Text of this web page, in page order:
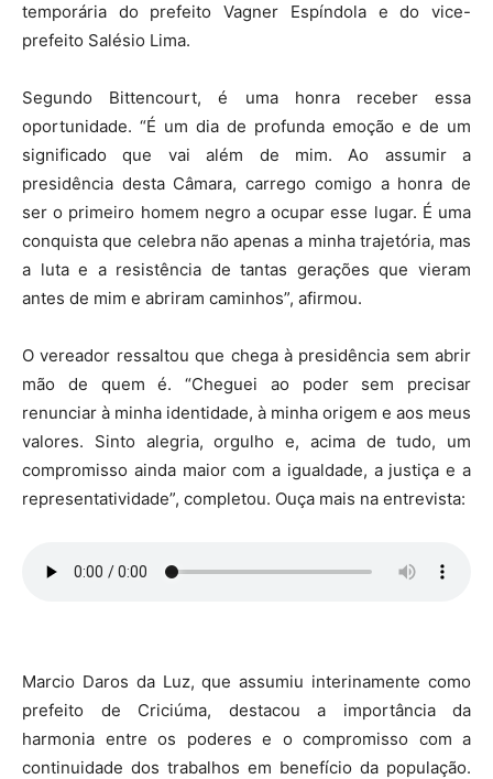
temporária do prefeito Vagner Espíndola e do vice-
prefeito Salésio Lima.
Segundo Bittencourt, é uma honra receber essa
oportunidade. “É um dia de profunda emoção e de um
significado que vai além de mim. Ao assumir a
presidência desta Câmara, carrego comigo a honra de
ser o primeiro homem negro a ocupar esse lugar. É uma
conquista que celebra não apenas a minha trajetória, mas
a luta e a resistência de tantas gerações que vieram
antes de mim e abriram caminhos”, afirmou.
O vereador ressaltou que chega à presidência sem abrir
mão de quem é. “Cheguei ao poder sem precisar
renunciar à minha identidade, à minha origem e aos meus
valores. Sinto alegria, orgulho e, acima de tudo, um
compromisso ainda maior com a igualdade, a justiça e a
representatividade”, completou. Ouça mais na entrevista:
Marcio Daros da Luz, que assumiu interinamente como
prefeito de Criciúma, destacou a importância da
harmonia entre os poderes e o compromisso com a
continuidade dos trabalhos em benefício da população.